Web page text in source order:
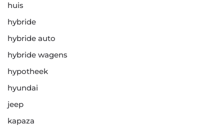
huis
hybride
hybride auto
hybride wagens
hypotheek
hyundai
jeep
kapaza